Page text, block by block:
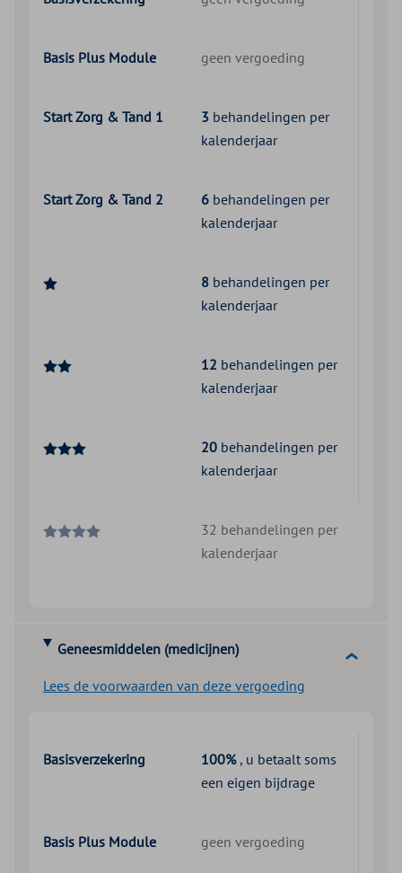
Basis Plus Module geen vergoeding
Start Zorg & Tand 1 3 behandelingen per
kalenderjaar
Start Zorg & Tand 2 6 behandelingen per
kalenderjaar
8 behandelingen per
kalenderjaar
12 behandelingen per
kalenderjaar
20 behandelingen per
kalenderjaar
32 behandelingen per
kalenderjaar
Geneesmiddelen (medicijnen)
Lees de voorwaarden van deze vergoeding
Basisverzekering 100% , u betaalt soms
een eigen bijdrage
Basis Plus Module geen vergoeding